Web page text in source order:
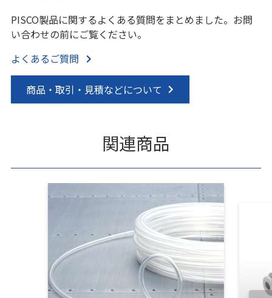
PISCO製品に関するよくある質問をまとめました。お問
い合わせの前にご覧ください。
よくあるご質問
商品・取引・見積などについて
関連商品